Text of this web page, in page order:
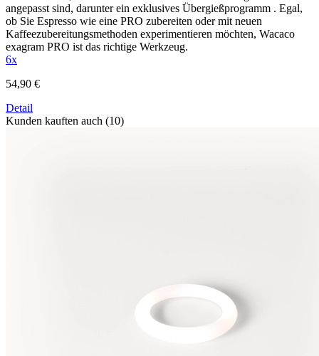
angepasst sind, darunter ein exklusives Übergießprogramm . Egal,
ob Sie Espresso wie eine PRO zubereiten oder mit neuen
Kaffeezubereitungsmethoden experimentieren möchten, Wacaco
exagram PRO ist das richtige Werkzeug.
6x
54,90 €
Detail
Kunden kauften auch (10)